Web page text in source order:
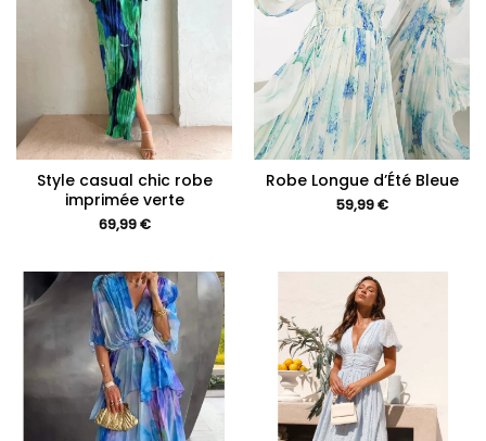
Style casual chic robe
imprimée verte
69,99€
Robe Longue d’Été Bleue
59,99€